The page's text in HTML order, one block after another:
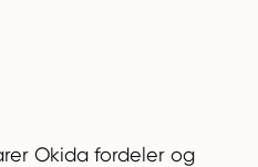
Okida fordeler og